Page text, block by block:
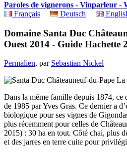
Paroles de vignerons - Vinparleur -
Français
Deutsch
Domaine Santa Duc
Ouest 2014 - Guide Hachette
Permalien, par Sebastian Nickel
Dans la même famille depuis 1874, ce
de 1985 par Yves Gras. Ce dernier a
biologique pour ses vignes de
plus récemment pour celles de
2015) : 30 ha en tout. Côté chai, plus
et des jarres en terre cuite pour